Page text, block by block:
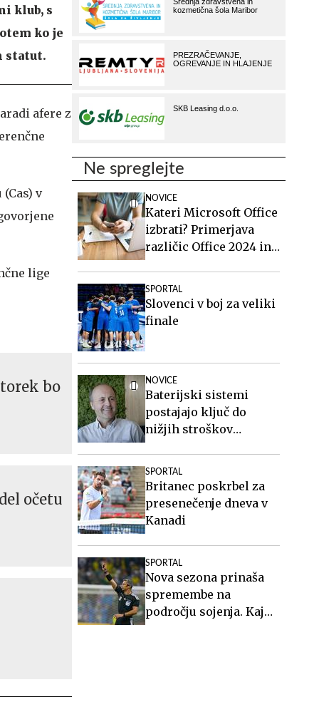
klub, s
ko je
statut.
afere z
v
lige
bo
očetu
Ne spreglejte
NOVICE
Kateri Microsoft Office
izbrati? Primerjava
različic Office 2024 in
SPORTAL
Slovenci v boj za veliki
finale
NOVICE
Baterijski sistemi
postajajo ključ do
nižjih stroškov
SPORTAL
Britanec poskrbel za
presenečenje dneva v
Kanadi
SPORTAL
Nova sezona prinaša
spremembe na
področju sojenja. Kaj